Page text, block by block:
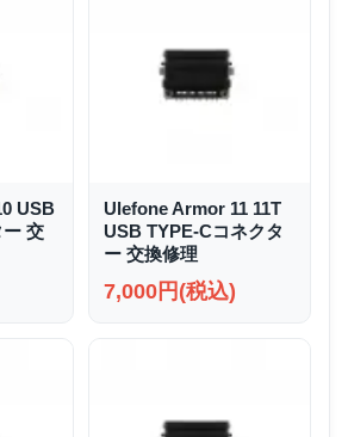
USB
交
Ulefone Armor 11 11T
USB TYPE-Cコネクタ
ー 交換修理
7,000円(税込)